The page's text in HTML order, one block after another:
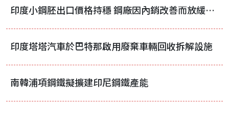
印度小鋼胚出口價格持穩 鋼廠因內銷改善而放緩積極出口步調
印度塔塔汽車於巴特那啟用廢棄車輛回收拆解設施
南韓浦項鋼鐵擬擴建印尼鋼鐵產能